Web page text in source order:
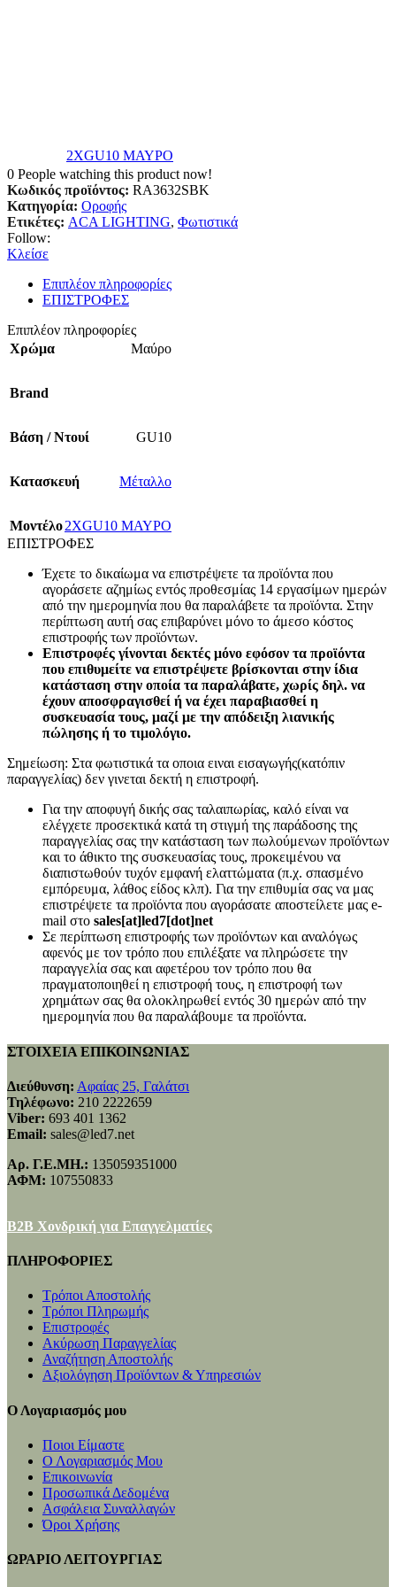
2XGU10 ΜΑΥΡΟ
0 People watching this product now!
Κωδικός προϊόντος: RA3632SBK
Κατηγορία: Οροφής
Ετικέτες: ACA LIGHTING, Φωτιστικά
Follow:
Κλείσε
Επιπλέον πληροφορίες
ΕΠΙΣΤΡΟΦΕΣ
Επιπλέον πληροφορίες
Χρώμα
Μαύρο
Brand
Βάση / Ντουί GU10
Κατασκευή Μέταλλο
Mοντέλο2XGU10 ΜΑΥΡΟ
ΕΠΙΣΤΡΟΦΕΣ
Έχετε το δικαίωμα να επιστρέψετε τα προϊόντα που
αγοράσετε αζημίως εντός προθεσμίας 14 εργασίμων ημερών
από την ημερομηνία που θα παραλάβετε τα προϊόντα. Στην
περίπτωση αυτή σας επιβαρύνει μόνο το άμεσο κόστος
επιστροφής των προϊόντων.
Επιστροφές γίνονται δεκτές μόνο εφόσον τα προϊόντα
που επιθυμείτε να επιστρέψετε βρίσκονται στην ίδια
κατάσταση στην οποία τα παραλάβατε, χωρίς δηλ. να
έχουν αποσφραγισθεί ή να έχει παραβιασθεί η
συσκευασία τους, μαζί με την απόδειξη λιανικής
πώλησης ή το τιμολόγιο.
Σημείωση: Στα φωτιστικά τα οποια ειναι εισαγωγής(κατόπιν
παραγγελίας) δεν γινεται δεκτή η επιστροφή.
Για την αποφυγή δικής σας ταλαιπωρίας, καλό είναι να
ελέγχετε προσεκτικά κατά τη στιγμή της παράδοσης της
παραγγελίας σας την κατάσταση των πωλούμενων προϊόντων
και το άθικτο της συσκευασίας τους, προκειμένου να
διαπιστωθούν τυχόν εμφανή ελαττώματα (π.χ. σπασμένο
εμπόρευμα, λάθος είδος κλπ). Για την επιθυμία σας να μας
επιστρέψετε τα προϊόντα που αγοράσατε αποστείλετε μας e-
mail στο sales[at]led7[dot]net
Σε περίπτωση επιστροφής των προϊόντων και αναλόγως
αφενός με τον τρόπο που επιλέξατε να πληρώσετε την
παραγγελία σας και αφετέρου τον τρόπο που θα
πραγματοποιηθεί η επιστροφή τους, η επιστροφή των
χρημάτων σας θα ολοκληρωθεί εντός 30 ημερών από την
ημερομηνία που θα παραλάβουμε τα προϊόντα.
ΣΤΟΙΧΕΙΑ ΕΠΙΚΟΙΝΩΝΙΑΣ
Διεύθυνση: Αφαίας 25, Γαλάτσι
Τηλέφωνο: 210 2222659
Viber: 693 401 1362
Email: sales@led7.net
Αρ. Γ.Ε.ΜΗ.: 135059351000
ΑΦΜ: 107550833
B2B Χονδρική για Επαγγελματίες
ΠΛΗΡΟΦΟΡΙΕΣ
Τρόποι Αποστολής
Τρόποι Πληρωμής
Επιστροφές
Ακύρωση Παραγγελίας
Αναζήτηση Αποστολής
Αξιολόγηση Προϊόντων & Υπηρεσιών
Ο Λογαριασμός μου
Ποιοι Είμαστε
Ο Λογαριασμός Μου
Επικοινωνία
Προσωπικά Δεδομένα
Ασφάλεια Συναλλαγών
Όροι Χρήσης
ΩΡΑΡΙΟ ΛΕΙΤΟΥΡΓΙΑΣ